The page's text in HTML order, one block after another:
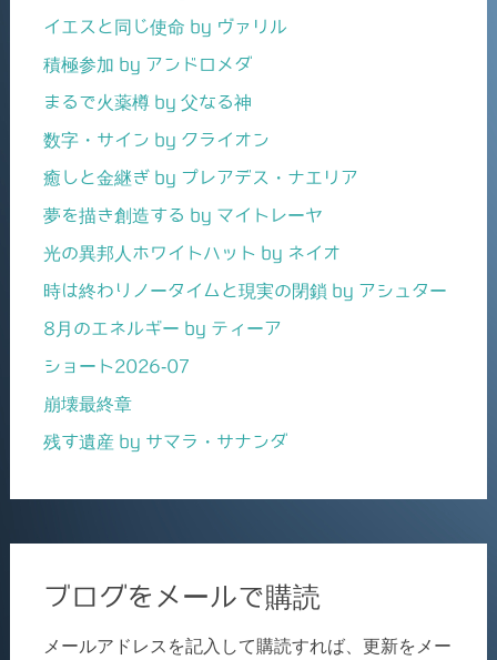
イエスと同じ使命 by ヴァリル
積極参加 by アンドロメダ
まるで火薬樽 by 父なる神
数字・サイン by クライオン
癒しと金継ぎ by プレアデス・ナエリア
夢を描き創造する by マイトレーヤ
光の異邦人ホワイトハット by ネイオ
時は終わりノータイムと現実の閉鎖 by アシュター
8月のエネルギー by ティーア
ショート2026-07
崩壊最終章
残す遺産 by サマラ・サナンダ
ブログをメールで購読
メールアドレスを記入して購読すれば、更新をメー